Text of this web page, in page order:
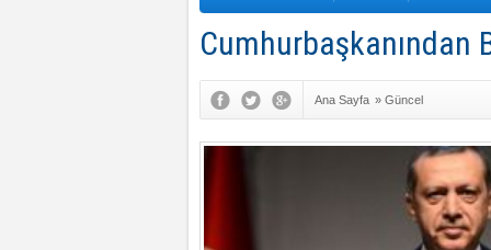
Cumhurbaşkanından
Ana Sayfa » Güncel